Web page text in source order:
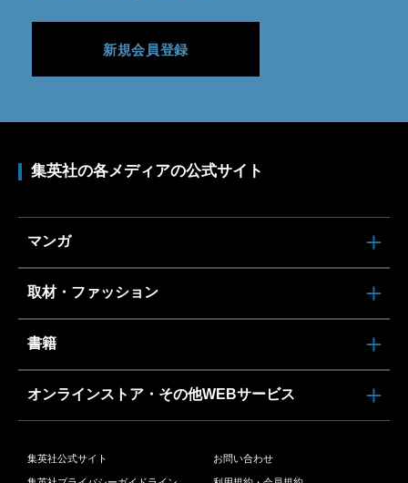
新規会員登録
集英社の各メディアの公式サイト
マンガ
取材・ファッション
書籍
オンラインストア・その他WEBサービス
集英社公式サイト お問い合わせ